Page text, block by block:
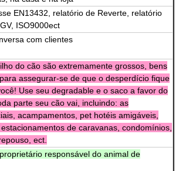
EN13432, relatório de Reverte, relatório
ISO9000ect
com clientes
do cão são extremamente grossos, bens
assegurar-se de que o desperdício fique
Use seu degradable e o saco a favor do
parte seu cão vai, incluindo: as
acampamentos, pet hotéis amigáveis,
de caravanas, condomínios,
ect.
responsável do animal de